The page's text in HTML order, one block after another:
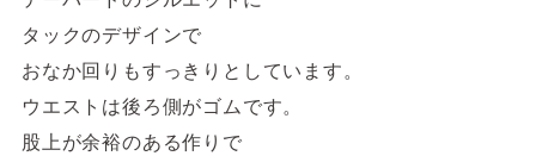
タックのデザインで
おなか回りもすっきりとしています。
ウエストは後ろ側がゴムです。
股上が余裕のある作りで